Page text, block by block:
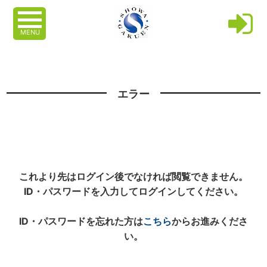
MENU
エラー
これより先はログイン後でなければ閲覧できません。
ID・パスワードを入力してログインしてください。
ID・パスワードを忘れた方はこちらからお進みくださ
い。